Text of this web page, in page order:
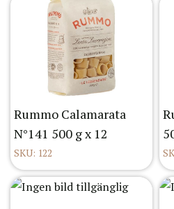
Rummo Calamarata
N°141 500 g x 12
SKU: 122